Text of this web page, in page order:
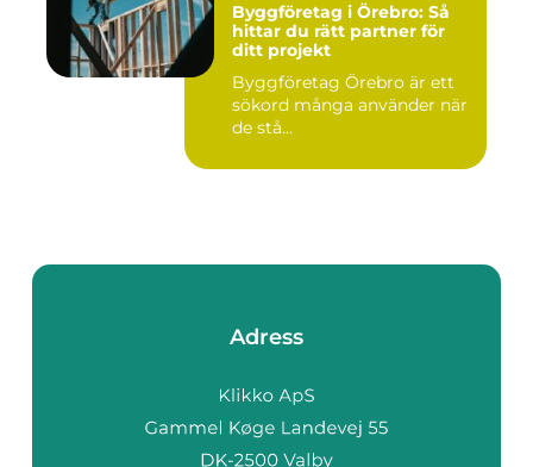
Byggföretag i Örebro: Så
hittar du rätt partner för
ditt projekt
Byggföretag Örebro är ett
sökord många använder när
de stå...
Adress